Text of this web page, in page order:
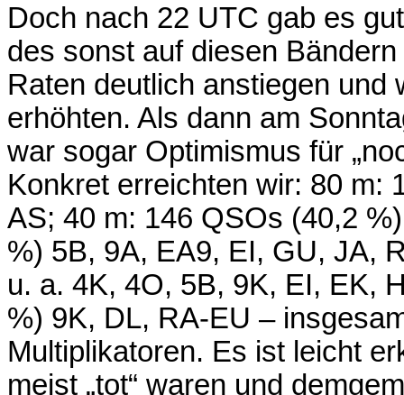
Doch nach 22 UTC gab es
des sonst auf diesen
Raten deutlich anstiegen und
erhöhten. Als dann am
war sogar Optimismus für
Konkret erreichten wir: 80 m:
AS; 40 m: 146 QSOs (40,2
%) 5B, 9A, EA9, EI, GU, JA,
u. a. 4K, 4O, 5B, 9K, EI, EK,
%) 9K, DL, RA-EU –
Multiplikatoren. Es ist leicht
meist „tot“ waren und